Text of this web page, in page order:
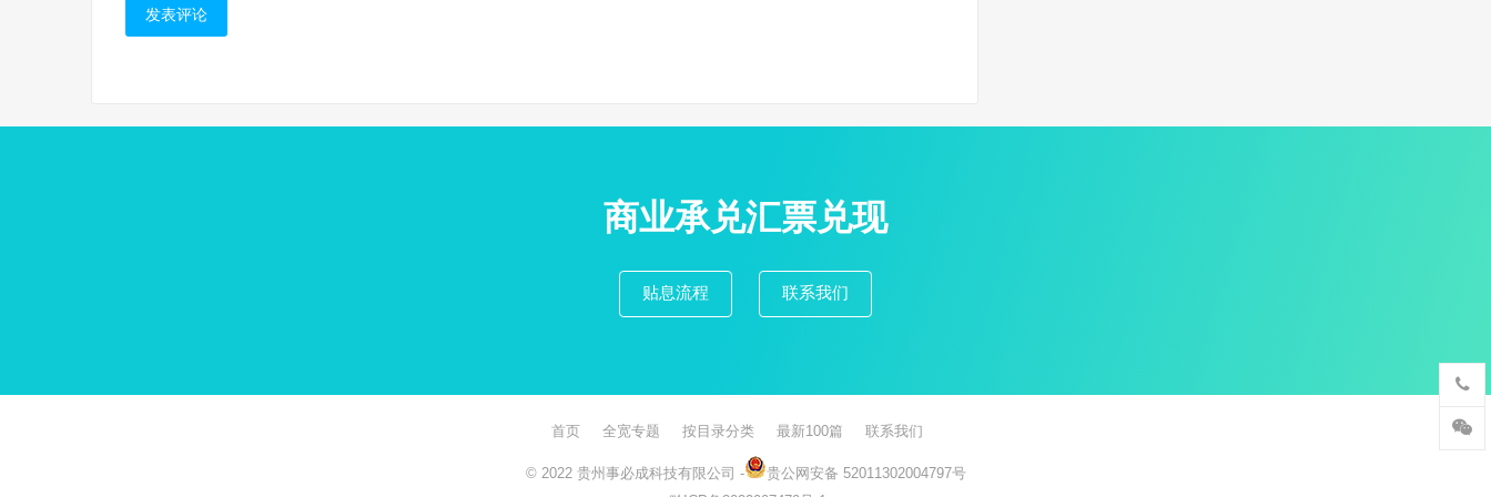
商业承兑汇票兑现
贴息流程 联系我们
首页 全宽专题 按目录分类 最新100篇 联系我们
© 2022 贵州事必成科技有限公司 -
贵公网安备 52011302004797号